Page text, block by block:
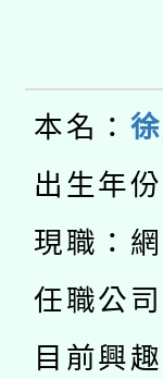
方
「
件
年
接
接
月
轉
業
用
動」
115
桃
開
「
關
轉
國
函
本名：
出生年
現職：
任職公司
目前興